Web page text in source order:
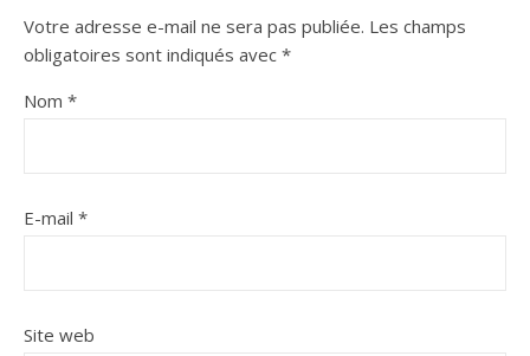
Votre adresse e-mail ne sera pas publiée. Les champs
obligatoires sont indiqués avec *
Nom *
E-mail *
Site web